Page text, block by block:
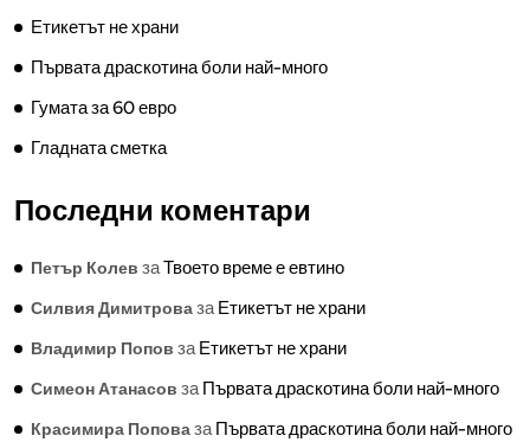
Етикетът не храни
Първата драскотина боли най-много
Гумата за 60 евро
Гладната сметка
Последни коментари
Петър Колев заТвоето време е евтино
Силвия ДимитровазаЕтикетът не храни
Владимир Попов заЕтикетът не храни
Симеон Атанасов заПървата драскотина боли най-много
Красимира ПоповазаПървата драскотина боли най-много